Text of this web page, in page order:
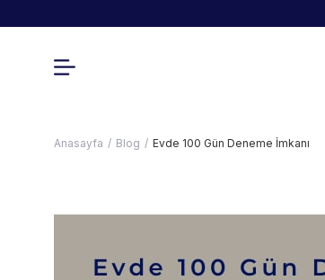
Anasayfa Blog Evde 100 Gün Deneme İmkanı